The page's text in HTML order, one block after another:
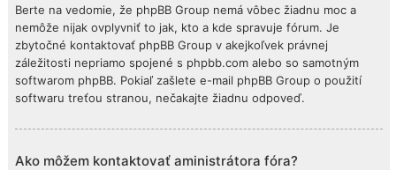
Berte na vedomie, že phpBB Group nemá vôbec žiadnu moc a
nemôže nijak ovplyvniť to jak, kto a kde spravuje fórum. Je
zbytočné kontaktovať phpBB Group v akejkoľvek právnej
záležitosti nepriamo spojené s phpbb.com alebo so samotným
softwarom phpBB. Pokiaľ zašlete e-mail phpBB Group o použití
softwaru treťou stranou, nečakajte žiadnu odpoveď.
Ako môžem kontaktovať aministrátora fóra?